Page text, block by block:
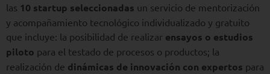
las 10 startup seleccionadas un servicio de mentorización
y acompañamiento tecnológico individualizado y gratuito
que incluye: la posibilidad de realizar ensayos o estudios
piloto para el testado de procesos o productos; la
realización de dinámicas de innovación con expertos para